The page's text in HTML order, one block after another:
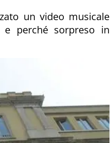
un video musicale
perché sorpreso in